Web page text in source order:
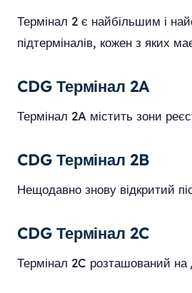
Термінал 2 є найбільшим і
підтерміналів, кожен з яких
CDG Термінал 2A
Термінал 2A містить зони
CDG Термінал 2B
Нещодавно знову відкритий
CDG Термінал 2C
Термінал 2C розташований на